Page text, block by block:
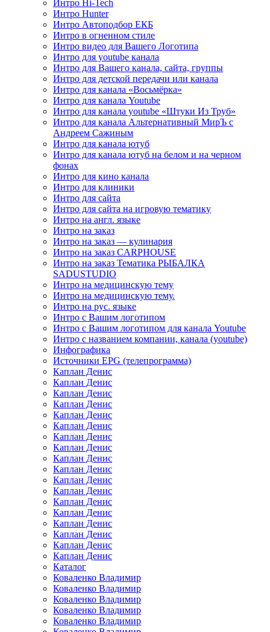
Интро Hi-Tech
Интро Hunter
Интро Автоподбор ЕКБ
Интро в огненном стиле
Интро видео для Вашего Логотипа
Интро для youtube канала
Интро для Вашего канала, сайта, группы
Интро для детской передачи или канала
Интро для канала «Восьмёрка»
Интро для канала Youtube
Интро для канала youtube «Штуки Из Труб»
Интро для канала Альтернативный МирЪ с
Андреем Сажиным
Интро для канала ютуб
Интро для канала ютуб на белом и на черном
фонах
Интро для кино канала
Интро для клиники
Интро для сайта
Интро для сайта на игровую тематику
Интро на англ. языке
Интро на заказ
Интро на заказ — кулинария
Интро на заказ CARPHOUSE
Интро на заказ Тематика РЫБАЛКА
SADUSTUDIO
Интро на медицинскую тему
Интро на медицинскую тему.
Интро на рус. языке
Интро с Вашим логотипом
Интро с Вашим логотипом для канала Youtube
Интро с названием компании, канала (youtube)
Инфографика
Источники EPG (телепрограмма)
Каплан Денис
Каплан Денис
Каплан Денис
Каплан Денис
Каплан Денис
Каплан Денис
Каплан Денис
Каплан Денис
Каплан Денис
Каплан Денис
Каплан Денис
Каплан Денис
Каплан Денис
Каплан Денис
Каплан Денис
Каплан Денис
Каплан Денис
Каплан Денис
Каталог
Коваленко Владимир
Коваленко Владимир
Коваленко Владимир
Коваленко Владимир
Коваленко Владимир